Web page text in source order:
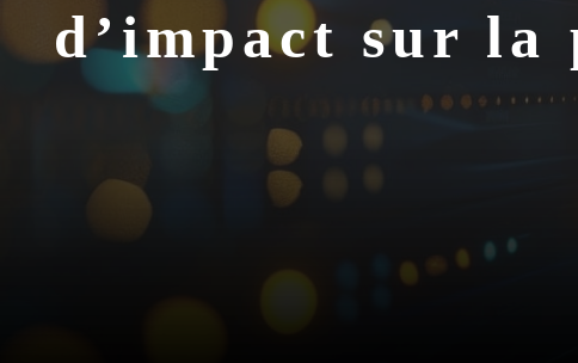
d’impact sur la